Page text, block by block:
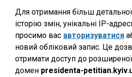
Для отримання більш
історію змін, унікальні IP-
просимо вас авторизуватися
новий обліковий запис. Це
отримати доступ до
домен presidenta-